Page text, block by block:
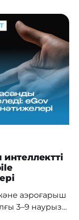
және оларды
ҚР
аэроғарыш
3–9 наурыз